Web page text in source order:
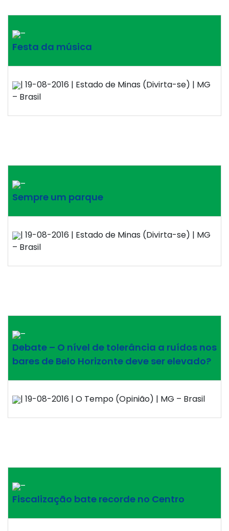
–
Festa da música
| 19-08-2016 | Estado de Minas (Divirta-se) | MG
– Brasil
–
Sempre um parque
| 19-08-2016 | Estado de Minas (Divirta-se) | MG
– Brasil
–
Debate – O nível de tolerância a ruídos nos
bares de Belo Horizonte deve ser elevado?
| 19-08-2016 | O Tempo (Opinião) | MG – Brasil
–
Fiscalização bate recorde no Centro